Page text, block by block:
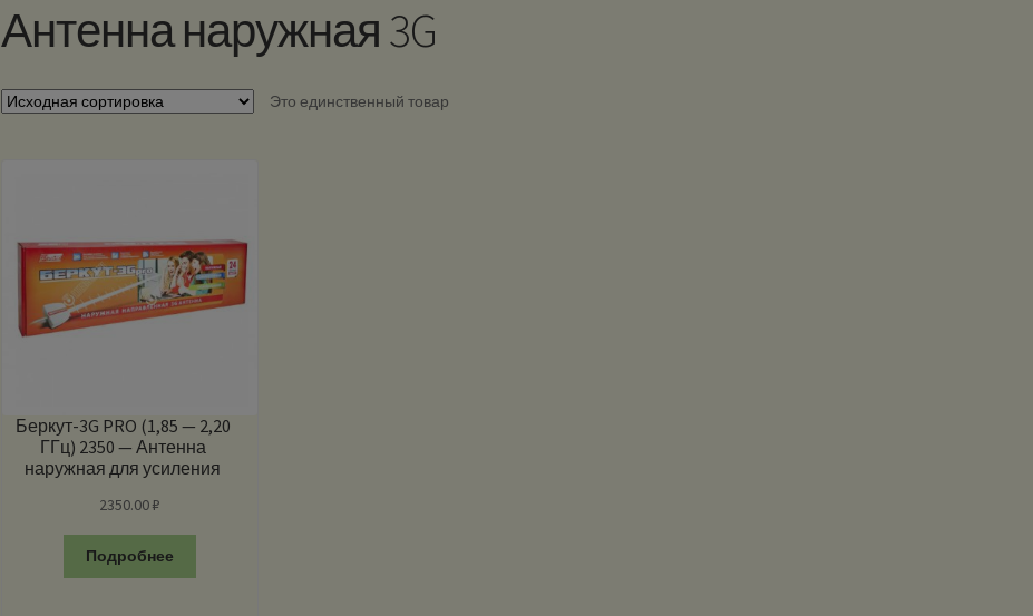
Антенна наружная 3G
Это единственный товар
Беркут-3G PRO (1,85 — 2,20
ГГц) 2350 — Антенна
наружная для усиления
2350.00₽
Подробнее